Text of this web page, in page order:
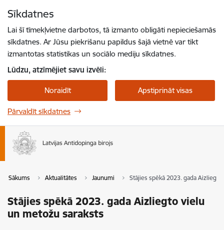
Sīkdatnes
Lai šī tīmekļvietne darbotos, tā izmanto obligāti nepieciešamās
sīkdatnes. Ar Jūsu piekrišanu papildus šajā vietnē var tikt
izmantotas statistikas un sociālo mediju sīkdatnes.
Lūdzu, atzīmējiet savu izvēli:
Noraidīt Apstiprināt visas
Pārvaldīt sīkdatnes
Sākums Aktualitātes Jaunumi Stājies spēkā 2023. gada
Stājies spēkā 2023. gada Aizliegto vielu
un metožu saraksts